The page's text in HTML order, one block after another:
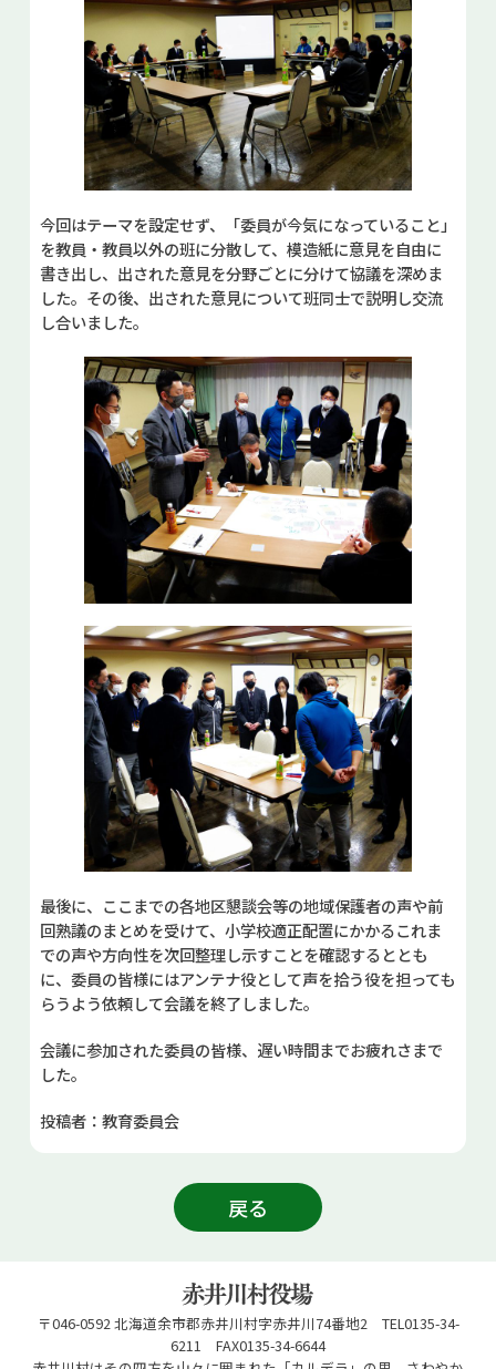
今回はテーマを設定せず、「委員が今気になっていること」
を教員・教員以外の班に分散して、模造紙に意見を自由に
書き出し、出された意見を分野ごとに分けて協議を深めま
した。その後、出された意見について班同士で説明し交流
し合いました。
最後に、ここまでの各地区懇談会等の地域保護者の声や前
回熟議のまとめを受けて、小学校適正配置にかかるこれま
での声や方向性を次回整理し示すことを確認するととも
に、委員の皆様にはアンテナ役として声を拾う役を担っても
らうよう依頼して会議を終了しました。
会議に参加された委員の皆様、遅い時間までお疲れさまで
した。
投稿者：教育委員会
戻る
〒046-0592 北海道余市郡赤井川村字赤井川74番地2 TEL0135-34-
6211 FAX0135-34-6644